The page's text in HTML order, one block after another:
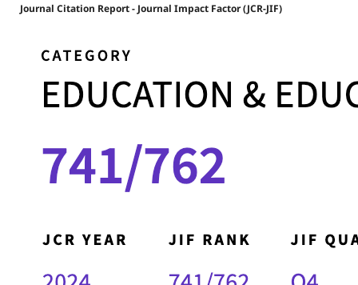
Journal Citation Report - Journal Impact Factor (JCR-JIF)